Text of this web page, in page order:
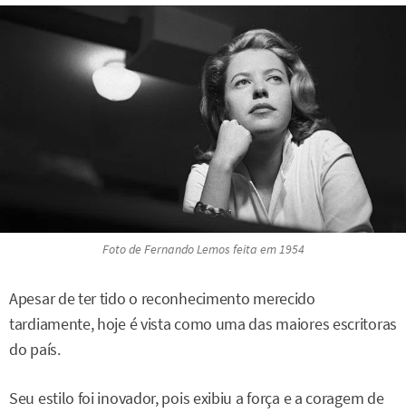
Foto de Fernando Lemos feita em 1954
Apesar de ter tido o reconhecimento merecido
tardiamente, hoje é vista como uma das maiores escritoras
do país.
Seu estilo foi inovador, pois exibiu a força e a coragem de